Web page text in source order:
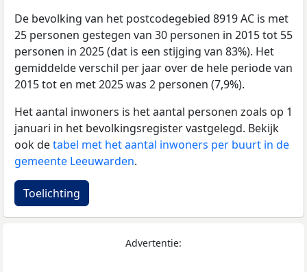
De bevolking van het postcodegebied 8919 AC is met
25 personen gestegen van 30 personen in 2015 tot 55
personen in 2025 (dat is een stijging van 83%). Het
gemiddelde verschil per jaar over de hele periode van
2015 tot en met 2025 was 2 personen (7,9%).
Het aantal inwoners is het aantal personen zoals op 1
januari in het bevolkingsregister vastgelegd. Bekijk
ook detabel met het aantal inwoners per buurt in de
gemeente Leeuwarden.
Toelichting
Advertentie: